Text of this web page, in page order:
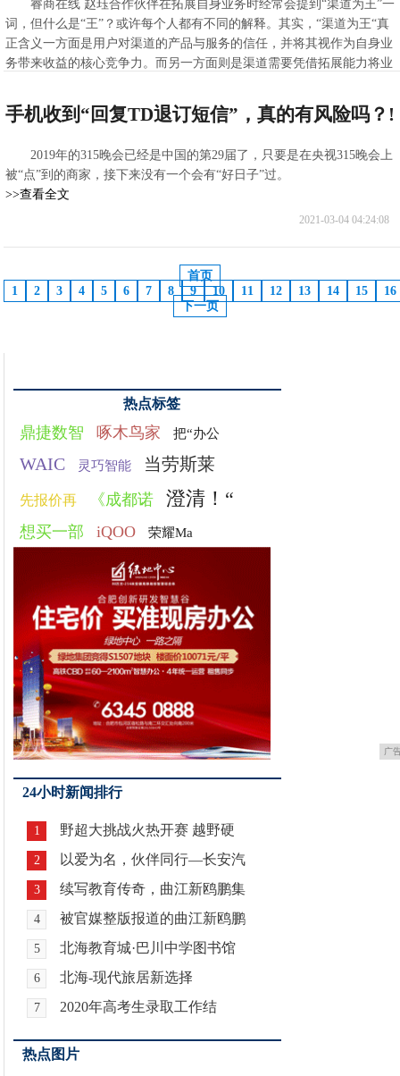
睿商在线 赵珏合作伙伴在拓展自身业务时经常会提到“渠道为王”一
词，但什么是“王”？或许每个人都有不同的解释。其实，“渠道为王“真
正含义一方面是用户对渠道的产品与服务的信任，并将其视作为自身业
务带来收益的核心竞争力。而另一方面则是渠道需要凭借拓展能力将业
>>查看全文
手机收到“回复TD退订短信”，真的有风险吗？!
2019年的315晚会已经是中国的第29届了，只要是在央视315晚会上
被“点”到的商家，接下来没有一个会有“好日子”过。
>>查看全文
2021-03-04 04:24:08
首页
1
2 3 4 5 6 7 8 9 10 11 12 13 14 15
16
下一页
热点标签
鼎捷数智 啄木鸟家 把“办公
WAIC 灵巧智能 当劳斯莱
先报价再 《成都诺 澄清！“
想买一部 iQOO 荣耀Ma
广
24小时新闻排行
1 野超大挑战火热开赛 越野硬
2 以爱为名，伙伴同行—长安汽
3 续写教育传奇，曲江新鸥鹏集
4 被官媒整版报道的曲江新鸥鹏
5 北海教育城·巴川中学图书馆
6 北海-现代旅居新选择
7 2020年高考生录取工作结
热点图片